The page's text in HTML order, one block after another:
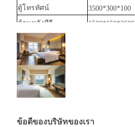
ตู้โทรทัศน์ 3500*300*100
ด้านหลังทีวี
1500*150*2600
ตู้ผ้า
มินิบาร์
เก้าอี้ว่าง
โต๊ะกลมเล็ก
ข้อดีของบริษัทของเรา